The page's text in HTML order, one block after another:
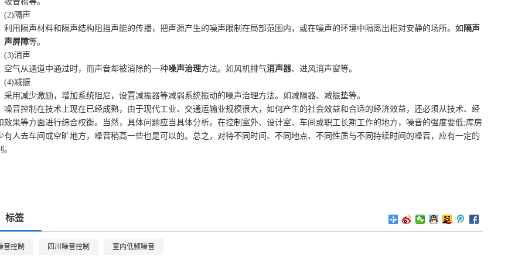
隔声
隔声材料和隔声结构阻挡声能的传播，把声源产生的噪声限制在局部范围内，或在噪声的环境中隔离出相对安静的场所。如 隔声
声屏障等。
消声
从通道中通过时，而声音却被消除的一种噪声治理方法。如风机排气消声器、进风消声窗等。
减振
减少激励，增加系统阻尼，设置减振器等减弱系统振动的噪声治理方法。如减隔器、减振垫等。
控制在技术上现在已经成熟，由于现代工业、交通运输业规模很大，如何产生的社会效益和合适的经济效益，还必须从技术、经
效果等方面进行综合权衡。当然，具体问题应当具体分析。在控制室外、设计室、车间或职工长期工作的地方，噪音的强度要低;库房
有人去车间或空旷地方，噪音稍高一些也是可以的。总之，对待不同时间、不同地点、不同性质与不同持续时间的噪音，应有一定的
。
标签
音控制 四川噪音控制 室内低频噪音